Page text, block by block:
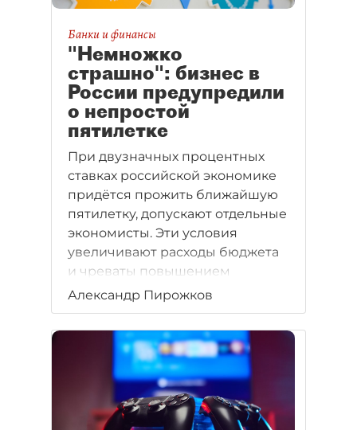
Банки и финансы
"Немножко
страшно": бизнес в
России предупредили
о непростой
пятилетке
При двузначных процентных
ставках российской экономике
придётся прожить ближайшую
пятилетку, допускают отдельные
экономисты. Эти условия
увеличивают расходы бюджета
и чреваты повышением
налогов.
Александр Пирожков